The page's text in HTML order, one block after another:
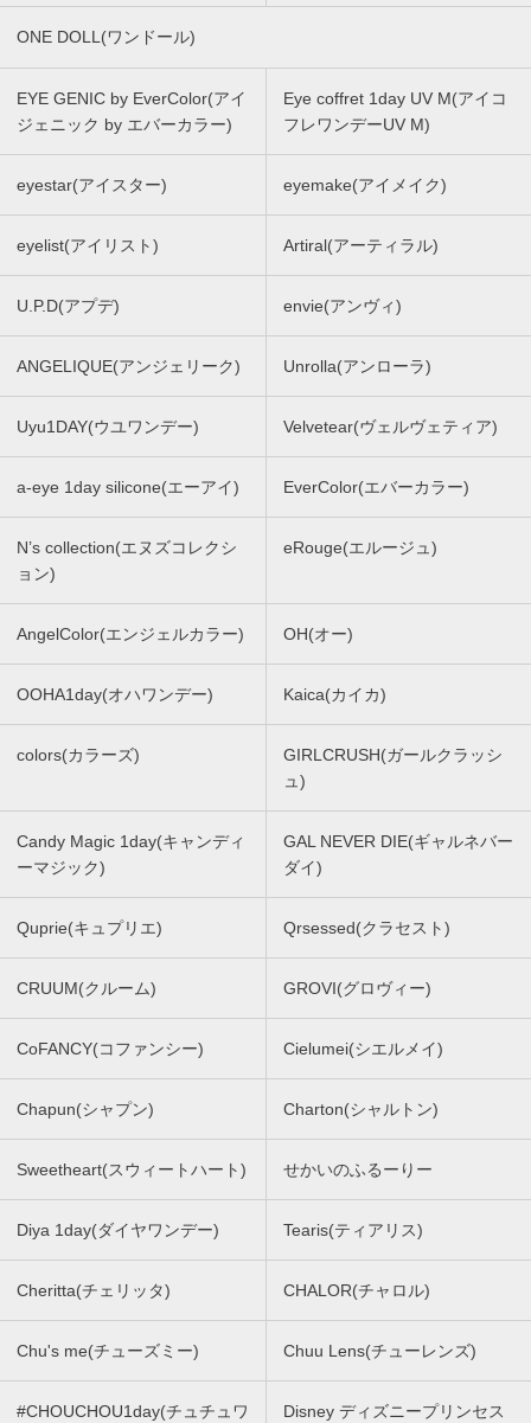
ONE DOLL(ワンドール)
EYE GENIC by EverColor(アイ
ジェニック by エバーカラー)
Eye coffret 1day UV M(アイコ
フレワンデーUV M)
eyestar(アイスター) eyemake(アイメイク)
eyelist(アイリスト) Artiral(アーティラル)
U.P.D(アプデ) envie(アンヴィ)
ANGELIQUE(アンジェリーク) Unrolla(アンローラ)
Uyu1DAY(ウユワンデー) Velvetear(ヴェルヴェティア)
a-eye 1day silicone(エーアイ) EverColor(エバーカラー)
N’s collection(エヌズコレクシ
ョン)
eRouge(エルージュ)
AngelColor(エンジェルカラー) OH(オー)
OOHA1day(オハワンデー) Kaica(カイカ)
colors(カラーズ)
GIRLCRUSH(ガールクラッシ
ュ)
Candy Magic 1day(キャンディ
ーマジック)
GAL NEVER DIE(ギャルネバー
ダイ)
Quprie(キュプリエ) Qrsessed(クラセスト)
CRUUM(クルーム) GROVI(グロヴィー)
CoFANCY(コファンシー) Cielumei(シエルメイ)
Chapun(シャプン) Charton(シャルトン)
Sweetheart(スウィートハート) せかいのふるーりー
Diya 1day(ダイヤワンデー) Tearis(ティアリス)
Cheritta(チェリッタ) CHALOR(チャロル)
Chu's me(チューズミー) Chuu Lens(チューレンズ)
#CHOUCHOU1day(チュチュワ
Disney ディズニープリンセス